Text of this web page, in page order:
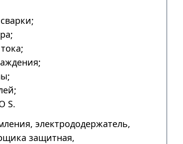
S.
электрододержатель,
защитная,